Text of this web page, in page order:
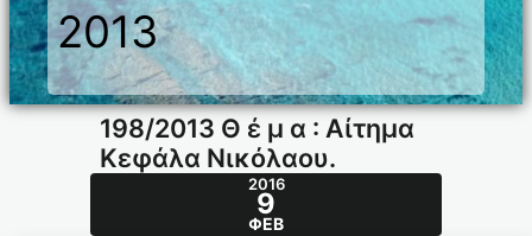
2013
198/2013 Θ έ μ α : Αίτημα
Κεφάλα Νικόλαου.
2016
9
ΦΕΒ